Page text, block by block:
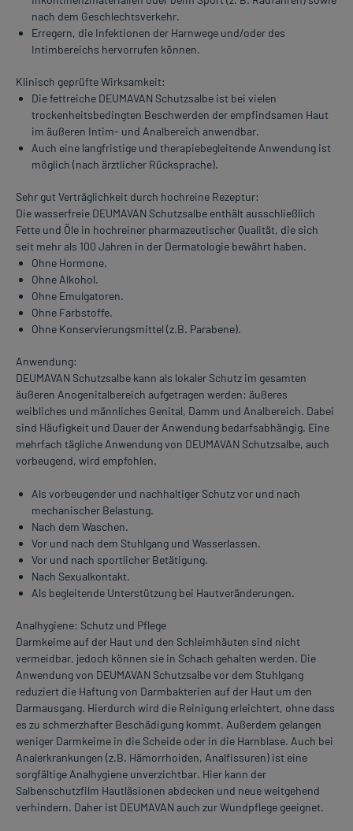
nach dem Geschlechtsverkehr.
Erregern, die Infektionen der Harnwege und/oder des
Intimbereichs hervorrufen können.
Klinisch geprüfte Wirksamkeit:
Die fettreiche DEUMAVAN Schutzsalbe ist bei vielen
trockenheitsbedingten Beschwerden der empfindsamen Haut
im äußeren Intim- und Analbereich anwendbar.
Auch eine langfristige und therapiebegleitende Anwendung ist
möglich (nach ärztlicher Rücksprache).
Sehr gut Verträglichkeit durch hochreine Rezeptur:
Die wasserfreie DEUMAVAN Schutzsalbe enthält ausschließlich
Fette und Öle in hochreiner pharmazeutischer Qualität, die sich
seit mehr als 100 Jahren in der Dermatologie bewährt haben.
Ohne Hormone.
Ohne Alkohol.
Ohne Emulgatoren.
Ohne Farbstoffe.
Ohne Konservierungsmittel (z.B. Parabene).
Anwendung:
DEUMAVAN Schutzsalbe kann als lokaler Schutz im gesamten
äußeren Anogenitalbereich aufgetragen werden: äußeres
weibliches und männliches Genital, Damm und Analbereich. Dabei
sind Häufigkeit und Dauer der Anwendung bedarfsabhängig. Eine
mehrfach tägliche Anwendung von DEUMAVAN Schutzsalbe, auch
vorbeugend, wird empfohlen.
Als vorbeugender und nachhaltiger Schutz vor und nach
mechanischer Belastung.
Nach dem Waschen.
Vor und nach dem Stuhlgang und Wasserlassen.
Vor und nach sportlicher Betätigung.
Nach Sexualkontakt.
Als begleitende Unterstützung bei Hautveränderungen.
Analhygiene: Schutz und Pflege
Darmkeime auf der Haut und den Schleimhäuten sind nicht
vermeidbar, jedoch können sie in Schach gehalten werden. Die
Anwendung von DEUMAVAN Schutzsalbe vor dem Stuhlgang
reduziert die Haftung von Darmbakterien auf der Haut um den
Darmausgang. Hierdurch wird die Reinigung erleichtert, ohne dass
es zu schmerzhafter Beschädigung kommt. Außerdem gelangen
weniger Darmkeime in die Scheide oder in die Harnblase. Auch bei
Analerkrankungen (z.B. Hämorrhoiden, Analfissuren) ist eine
sorgfältige Analhygiene unverzichtbar. Hier kann der
Salbenschutzfilm Hautläsionen abdecken und neue weitgehend
verhindern. Daher ist DEUMAVAN auch zur Wundpflege geeignet.